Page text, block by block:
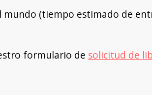
(tiempo estimado de
formulario de solicitud de